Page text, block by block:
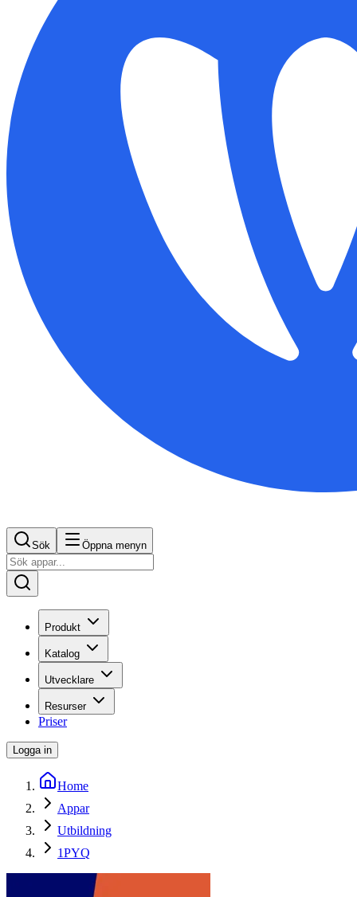
Sök Öppna menyn
Produkt
Katalog
Utvecklare
Resurser
Priser
Logga in
Home
Appar
Utbildning
1PYQ